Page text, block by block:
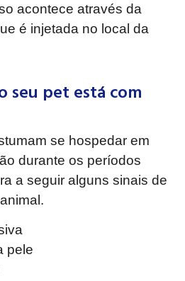
acontece através da
é injetada no local da
seu pet está com
se hospedar em
durante os períodos
a seguir alguns sinais de
pele